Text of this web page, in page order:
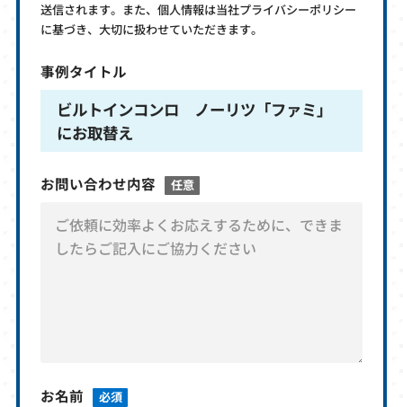
送信されます。また、個人情報は当社プライバシーポリシー
に基づき、大切に扱わせていただきます。
事例タイトル
ビルトインコンロ ノーリツ「ファミ」
にお取替え
お問い合わせ内容 任意
お名前 必須